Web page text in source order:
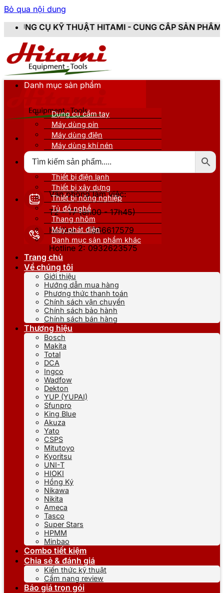
Bỏ qua nội dung
THUẬT HITAMI - CUNG CẤP SẢN PHẨM CHÍNH
Văn phòng làm việc:
T2 - T7 (8h00 - 17h45)
Hotline 1: 0866617579
Hotline 2: 0932623575
Danh mục sản phẩm
Dụng cụ cầm tay
Máy dùng pin
Máy dùng điện
Máy dùng khí nén
Thiết bị nâng đỡ
Thiết bị điện lạnh
Thiết bị xây dựng
Thiết bị nông nghiệp
Tủ đồ nghề
Thang nhôm
Máy phát điện
Danh mục sản phẩm khác
Trang chủ
Về chúng tôi
Giới thiệu
Hướng dẫn mua hàng
Phương thức thanh toán
Chính sách vận chuyển
Chính sách bảo hành
Chính sách bán hàng
Thương hiệu
Bosch
Makita
Total
DCA
Ingco
Wadfow
Dekton
YUP (YUPAI)
Sfunpro
King Blue
Akuza
Yato
CSPS
Mitutoyo
Kyoritsu
UNI-T
HIOKI
Hồng Ký
Nikawa
Nikita
Ameca
Tasco
Super Stars
HPMM
Minbao
Combo tiết kiệm
Chia sẻ & đánh giá
Kiến thức kỹ thuật
Cẩm nang review
Báo giá trọn gói